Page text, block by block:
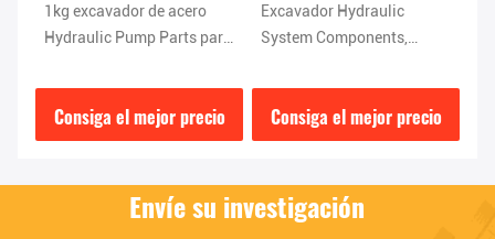
1kg excavador de acero
Hydraulic Pump Parts para
Consiga el mejor precio
Excavador Hydraulic
System Components,
engranaje PC200-7/HPV95
Consiga el mejor precio
Envíe su investigación